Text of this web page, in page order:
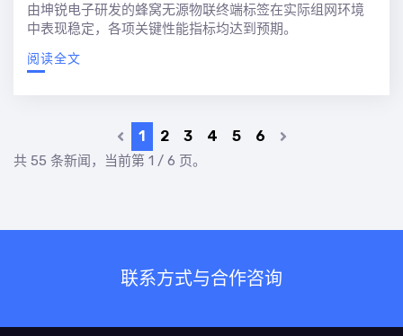
由坤锐电子研发的蜂窝无源物联终端标签在实际组网环境
中表现稳定，各项关键性能指标均达到预期。
阅读全文
1 2 3 4 5 6
共 55 条新闻，当前第 1 / 6 页。
联系方式与合作咨询